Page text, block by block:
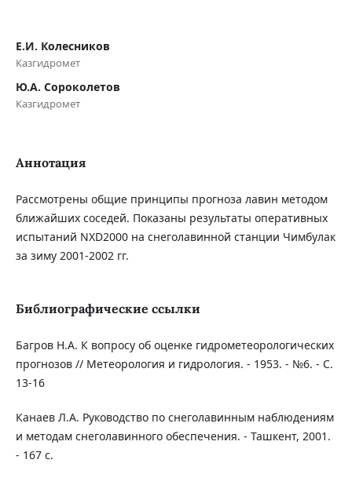
Е.И. Колесников
Казгидромет
Ю.А. Сороколетов
Казгидромет
Аннотация
Рассмотрены общие принципы прогноза лавин методом
ближайших соседей. Показаны результаты оперативных
испытаний NXD2000 на снеголавинной станции Чимбулак
за зиму 2001-2002 гг.
Библиографические ссылки
Багров Н.А. К вопросу об оценке гидрометеорологических
прогнозов // Метеорология и гидрология. - 1953. - №6. - С.
13-16
Канаев Л.А. Руководство по снеголавинным наблюдениям
и методам снеголавинного обеспечения. - Ташкент, 2001.
- 167 с.